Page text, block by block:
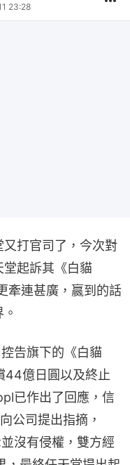
23:28
打官司了，今次對
起訴其《白貓
牽連甚廣，嬴到的話
告旗下的《白貓
44億日圓以及終止
已作出了回應，信
公司提出指摘，
沒有侵權，雙方經